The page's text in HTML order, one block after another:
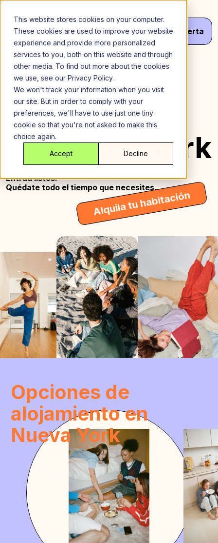
This website stores cookies on your computer.
These cookies are used to improve your website
experience and provide more personalized
services to you, both on this website and through
other media. To find out more about the cookies
we use, see our Privacy Policy.
We won't track your information when you visit
our site. But in order to comply with your
preferences, we'll have to use just one tiny
cookie so that you're not asked to make this
choice again.
Accept Decline
Saltar
contenido
Menú
¡HazTu Oferta
Alojamiento
corporativo
en Nueva York
Entrad listos.
Quédate todo el tiempo que necesites.
Alquila tu habitación
Opciones de
alojamiento en
Nueva York